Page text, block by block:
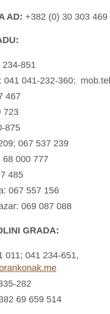
AD: +382 (0) 30 303 469
851
041 041-232-360;
467
723
875
067 537 239
000 777
485
067 557 156
069 087 088
GRADA:
011; 041 234-651,
282
69 659 514